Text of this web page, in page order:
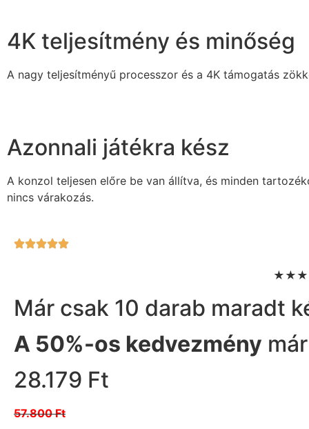
4K teljesítmény és minőség
A nagy teljesítményű processzor és a 4K támogatás
Azonnali játékra kész
A konzol teljesen előre be van állítva, és minden
nincs várakozás.
Már csak 10 darab maradt
A 50%-os kedvezmény
28.179 Ft
57.800 Ft